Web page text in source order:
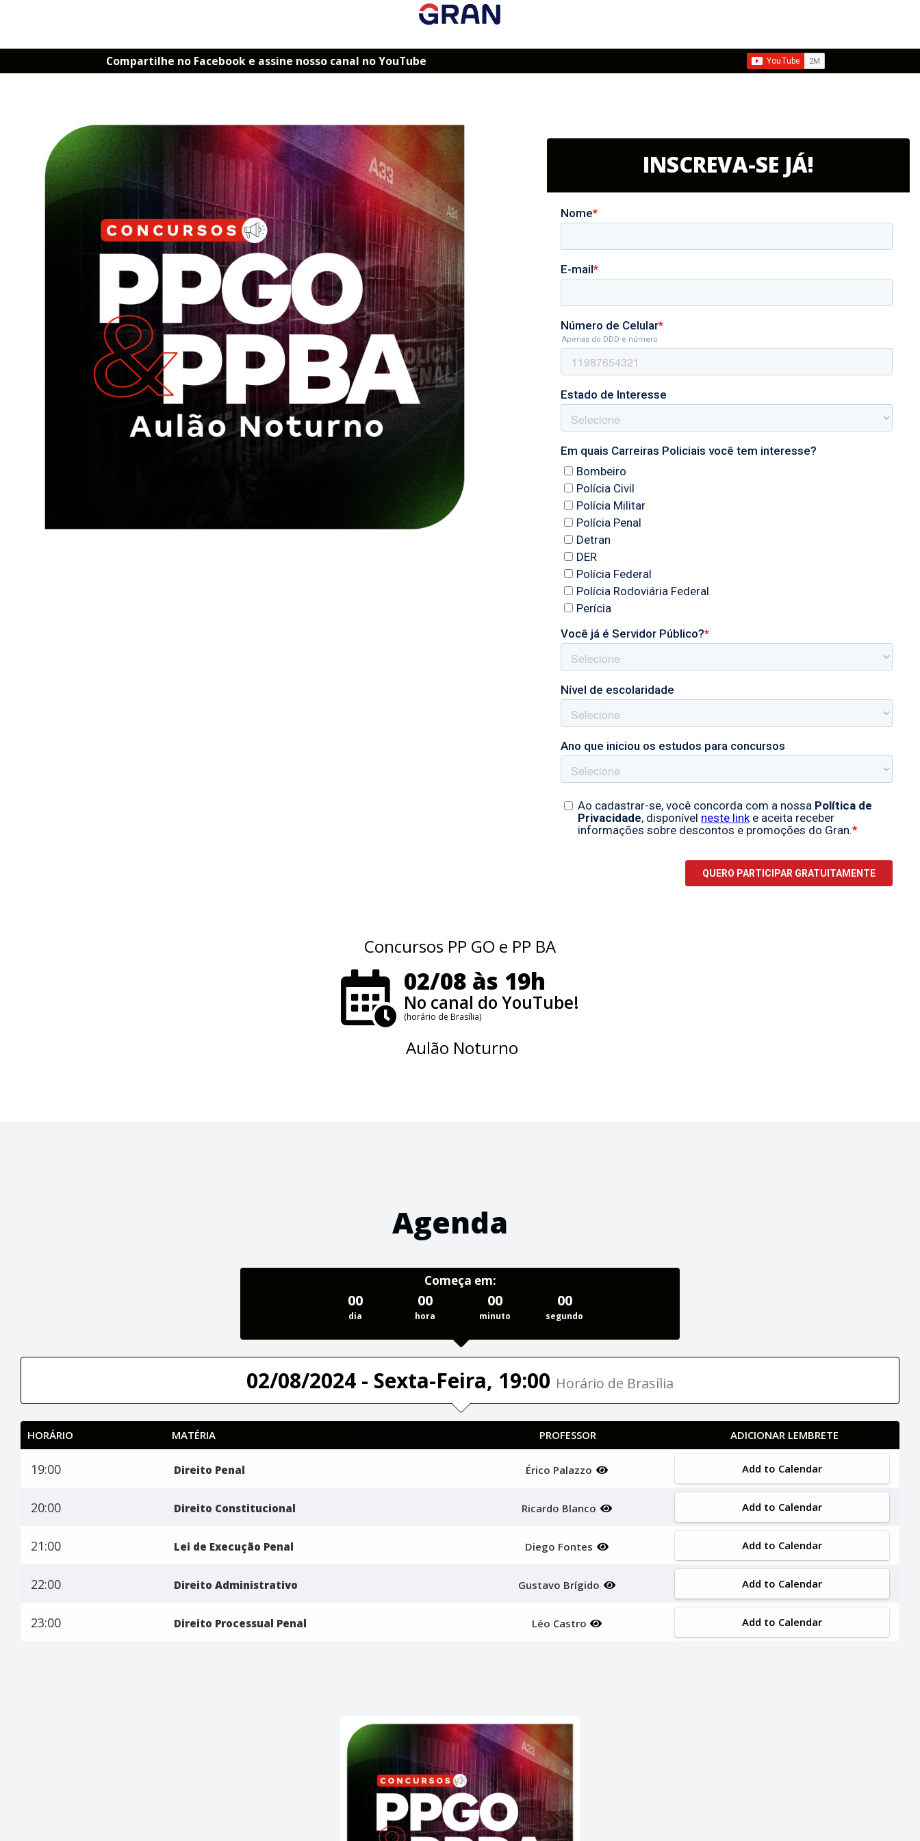
Compartilhe no Facebook e assine nosso canal no YouTube
INSCREVA-SE JÁ!
Concursos PP GO e PP BA
02/08 às 19h
No canal do YouTube!
(horário de Brasília)
Aulão Noturno
Agenda
Começa em:
00
dia
00
hora
00
minuto
00
segundo
02/08/2024 - Sexta-Feira, 19:00 Horário de Brasília
HORÁRIO MATÉRIA PROFESSOR ADICIONAR LEMBRETE
19:00 Direito Penal Érico Palazzo Add to Calendar
20:00 Direito Constitucional Ricardo Blanco Add to Calendar
21:00 Lei de Execução Penal Diego Fontes Add to Calendar
22:00 Direito Administrativo Gustavo Brígido Add to Calendar
23:00 Direito Processual Penal Léo Castro Add to Calendar